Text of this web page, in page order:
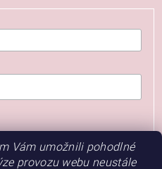
Vám umožnili pohodlné
provozu webu neustále